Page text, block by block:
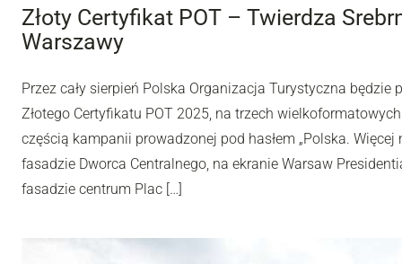
Złoty Certyfikat POT – Twierdza
Warszawy
Przez cały sierpień Polska Organizacja Turystyczna będzie
Złotego Certyfikatu POT 2025, na trzech
częścią kampanii prowadzonej pod hasłem „Polska.
fasadzie Dworca Centralnego, na ekranie Warsaw
fasadzie centrum Plac […]